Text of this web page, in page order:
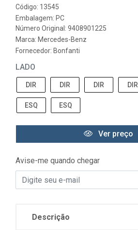
Código: 13545
Embalagem: PC
Número Original: 9408901225
Marca: Mercedes-Benz
Fornecedor: Bonfanti
LADO
DIR DIR DIR DIR
ESQ ESQ
Ver preço
Avise-me quando chegar
Descrição